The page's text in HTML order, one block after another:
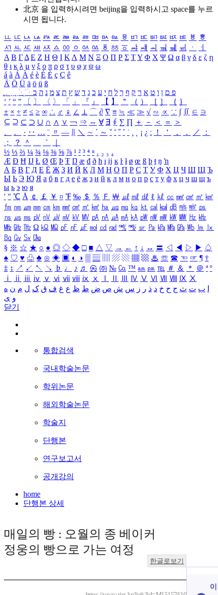
北京 을 입력하시려면 beijing을 입력하시고 space를 누르
시면 됩니다.
ㅥ ㅦ ㅧ ㅨ ㅩ ㅪ ㅫ ㅬ ㅭ ㅮ ㅯ ㅰ ㅱ ㅲ ㅳ ㅴ ㅵ ㅶ ㅷ ㅸ
ㅹ
ㅺ ㅻ ㅼ ㅽ ㅾ ㅿ ㆀ ㆁ ㆂ ㆃ ㆄ ㆅ ㆆ ㆇ ㆈ ㆉ ㆊ ㆋ ㆌ ㆍ
ㆎ
Α Β ΓΔ Ε Ζ Η Θ Ι ΚΛ Μ Ν Ξ Ο Π Ρ Σ ΤΥ Φ Χ Ψ Ω α β γ δ ε ζ η
θ ι κ λ μ ν ξ ο π ρ σ τ υ φ χ ψ ω
á à Á À é è É È ç Ç ê
Ä Ö Ü ä ö ü ß
ִֶֹ ֻּ ׁׂ פ ם ן ו ט א ר ק ף ך ל ח י ע כ ג ד ש ץ ת צ מ נ ה ב
‘ ’ “ ” 〔 〕 〈 〉 「 」 『 』 【 】 ＂ （ ） ［ ］ ｛ ｝
± × ÷ ≠ ≤ ≥ ∞ ∴ ♂ ♀ ∠ ⊥ ⌒ ∂ ∇ ≡ ≒ ≪ ≫ √ ∽ ∝ ∵ ∫ ∬ ∈ ∋
⊆ ⊇ ⊂ ⊃ ∪ ∩ ∧ ∨ ￢ ⇒ ⇔ ∀ ∃ ∮ ∑ ∏ ＋ － ＜ ＝
＞
、
。 · ‥ … ¨ 〃 ― ＼ ∼ ´ ～ ˇ ˘ ˝ ˚ ˙ ¸ ¡ ¿ ː ！ ＇ ， ． ／
：
；
？ ＾ ｀
½ ⅓ ⅔ ¼ ¾ ⅛ ⅜ ⅝ ⅞ ¹ ² ³ ⁴ ⁿ ₁ ₂ ₃ ₄
Æ Ð Ħ Ĳ Ł Ø Œ Þ Ŧ Ŋ æ đ ð ħ ı ĳ ĸ ŀ ł ø œ ß þ ŧ ŋ ŉ
А Б В Г Д Е Ё Ж З И Й К Л М Н О П Р С Т У Ф Х Ц Ч Ш Щ Ъ
Ы Ь Э Ю Я а б в г д е ё ж з и й к л м н о п р с т у ф х ц ч ш щ ъ
ы ь э ю я
′ ″ ℃ Å ￠ ￡ ￥ ¤ ℉ ‰ ＄ ％ Ｆ ￦ ㎕ ㎖ ㎗ ℓ ㎘ ㏄ ㎣ ㎤ ㎥ ㎦
㎙ ㎚ ㎛ ㎜ ㎝ ㎞ ㎟ ㎠ ㎡ ㎢ ㏊ ㎍ ㎎ ㎏ ㏏ ㎈ ㎉ ㏈ ㎧ ㎨ ㎰
㎱ ㎲ ㎳ ㎴ ㎵ ㎶ ㎷ ㎸ ㎹ ㎀ ㎁ ㎂ ㎃ ㎄ ㎺ ㎻ ㎽ ㎾ ㎿ ㎐ ㎑
㎒ ㎓ ㎔ Ω ㏀ ㏁ ㎊ ㎋ ㎌ ㏖ ㏅ ㎭ ㎮ ㎯ ㏛ ㎩ ㎪ ㎫ ㎬ ㏝ ㏐
㏓
㏃ ㏉ ㏜ ㏆
§ ※ ☆ ★ ○ ● ◎ ◇ ◆ □ ■ △ ▽ → ← ↑ ↓ ↔ 〓 ◁ ◀ ▷ ▶ ♤
♠ ♡ ♥ ♧ ♣ ⊙ ◈ ▣ ◐ ◑ ▒ ▤ ▨ ▧ ▦ ▩ ♨ ☏ ☎ ☜ ☞ ¶ †
‡ ↕ ↗ ↙ ↖ ↘ ♭ ♩ ♪ ♬ ㉿ ㈜ № ㏇ ™ ㏂ ㏘ ℡ ＃ ＆ ＊ ＠ ª º
ⅰ
ⅱ ⅲ ⅳ ⅴ ⅵ ⅶ ⅷ ⅸ ⅹ Ⅳ Ⅴ Ⅵ Ⅶ Ⅷ Ⅸ Ⅹ
ب ت ث ج ح خ د ذ ر ز س ش ص ض ط ظ ع غ ف ق ک ل م ن ه
و ی
닫기
통합검색
국내학술논문
학위논문
해외학술논문
학술지
단행본
연구보고서
공개강의
home
단행본 상세
매일의 빵 : 오월의 종 베이커
정웅의 빵으로 가는 여정
한글로보기
이